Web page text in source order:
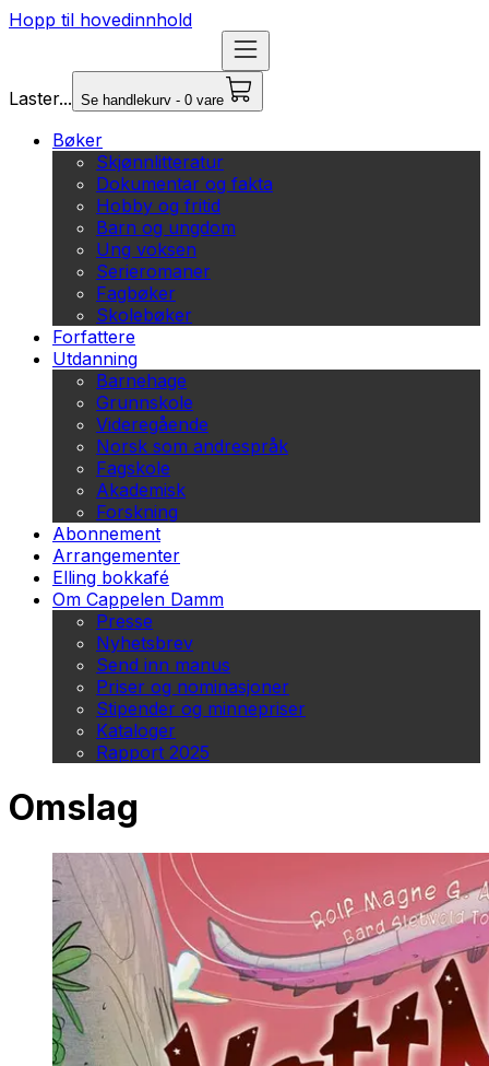
Hopp til hovedinnhold
Laster... Se handlekurv - 0 vare
Bøker
Skjønnlitteratur
Dokumentar og fakta
Hobby og fritid
Barn og ungdom
Ung voksen
Serieromaner
Fagbøker
Skolebøker
Forfattere
Utdanning
Barnehage
Grunnskole
Videregående
Norsk som andrespråk
Fagskole
Akademisk
Forskning
Abonnement
Arrangementer
Elling bokkafé
Om Cappelen Damm
Presse
Nyhetsbrev
Send inn manus
Priser og nominasjoner
Stipender og minnepriser
Kataloger
Rapport 2025
Omslag